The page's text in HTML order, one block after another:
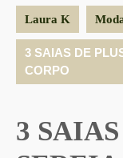
Laura K
3 SAIAS DE
CORPO
3